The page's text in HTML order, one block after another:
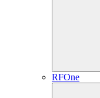
RFOne